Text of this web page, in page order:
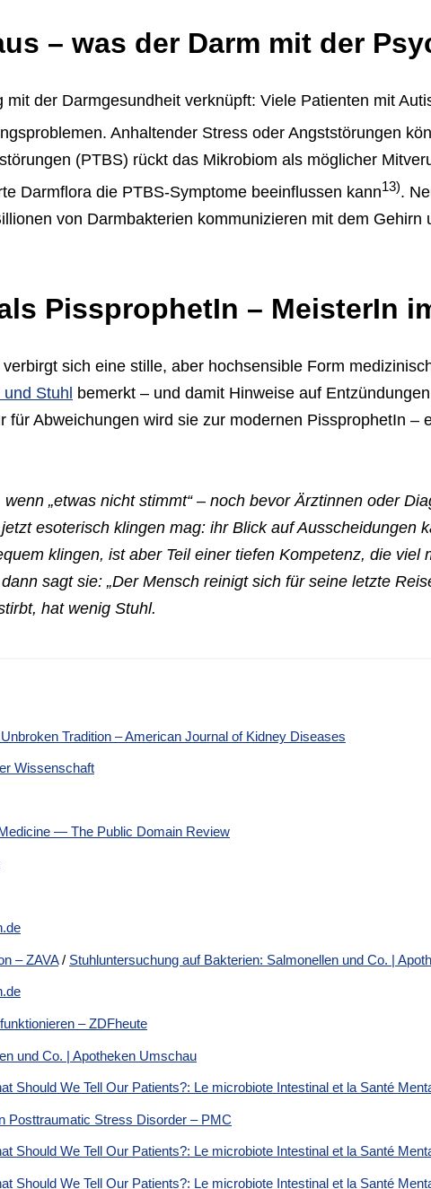
– was der Darm mit der
der Darmgesundheit verknüpft: Viele Patienten mit
Anhaltender Stress oder Angststörungen
(PTBS) rückt das Mikrobiom als möglicher
Darmflora die PTBS-Symptome beeinflussen kann13).
von Darmbakterien kommunizieren mit dem Gehirn
PissprophetIn – MeisterIn
sich eine stille, aber hochsensible Form
Stuhl
bemerkt – und damit Hinweise auf
für Abweichungen wird sie zur modernen PissprophetIn –
„etwas nicht stimmt“ – noch bevor Ärztinnen oder
esoterisch klingen mag: ihr Blick auf Ausscheidungen
klingen, ist aber Teil einer tiefen Kompetenz, die
sagt sie: „Der Mensch reinigt sich für seine letzte
hat wenig Stuhl.
Tradition – American Journal of Kidney Diseases
Wissenschaft
— The Public Domain Review
– ZAVA / Stuhluntersuchung auf Bakterien: Salmonellen und Co. |
– ZDFheute
und Co. | Apotheken Umschau
Should We Tell Our Patients?: Le microbiote Intestinal et la Santé
Posttraumatic Stress Disorder – PMC
Should We Tell Our Patients?: Le microbiote Intestinal et la Santé
Should We Tell Our Patients?: Le microbiote Intestinal et la Santé